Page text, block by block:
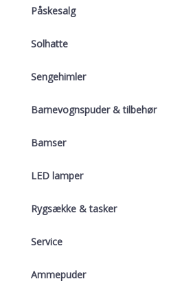
Påskesalg
Solhatte
Sengehimler
Barnevognspuder & tilbehør
Bamser
LED lamper
Rygsække & tasker
Service
Ammepuder